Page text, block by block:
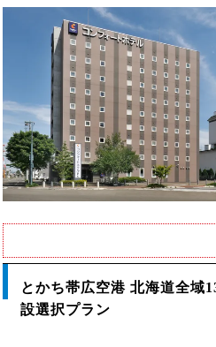
とかち帯広空港 北海道全域
設選択プラン